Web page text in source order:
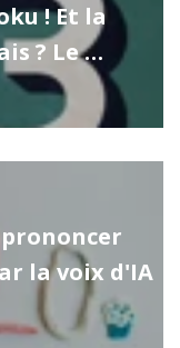
! Et la
? Le …
la voix d'IA